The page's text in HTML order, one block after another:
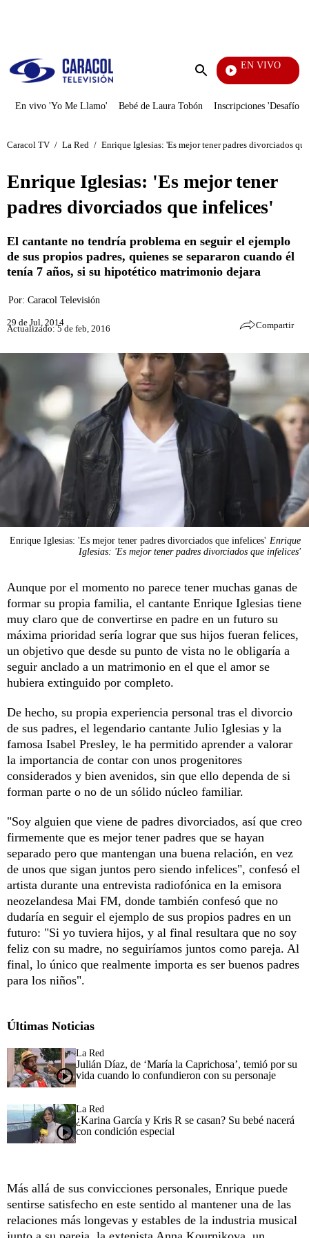
Enviar
EN VIVO
También Caerás
En vivo 'Yo Me Llamo' Bebé de Laura Tobón Inscripciones 'Desafío'
Caracol TV / La Red / Enrique Iglesias: 'Es mejor tener padres divorciados
Enrique Iglesias: 'Es mejor tener
padres divorciados que infelices'
El cantante no tendría problema en seguir el ejemplo
de sus propios padres, quienes se separaron cuando él
tenía 7 años, si su hipotético matrimonio dejara
Por: Caracol Televisión
29 de Jul, 2014
Actualizado: 5 de feb, 2016 Compartir
Enrique Iglesias: 'Es mejor tener padres divorciados que infelices' Enrique
Iglesias: 'Es mejor tener padres divorciados que infelices'
Aunque por el momento no parece tener muchas ganas de
formar su propia familia, el cantante Enrique Iglesias tiene
muy claro que de convertirse en padre en un futuro su
máxima prioridad sería lograr que sus hijos fueran felices,
un objetivo que desde su punto de vista no le obligaría a
seguir anclado a un matrimonio en el que el amor se
hubiera extinguido por completo.
De hecho, su propia experiencia personal tras el divorcio
de sus padres, el legendario cantante Julio Iglesias y la
famosa Isabel Presley, le ha permitido aprender a valorar
la importancia de contar con unos progenitores
considerados y bien avenidos, sin que ello dependa de si
forman parte o no de un sólido núcleo familiar.
"Soy alguien que viene de padres divorciados, así que creo
firmemente que es mejor tener padres que se hayan
separado pero que mantengan una buena relación, en vez
de unos que sigan juntos pero siendo infelices", confesó el
artista durante una entrevista radiofónica en la emisora
neozelandesa Mai FM, donde también confesó que no
dudaría en seguir el ejemplo de sus propios padres en un
futuro: "Si yo tuviera hijos, y al final resultara que no soy
feliz con su madre, no seguiríamos juntos como pareja. Al
final, lo único que realmente importa es ser buenos padres
para los niños".
Últimas Noticias
La Red
Julián Díaz, de ‘María la Caprichosa’, temió por su
vida cuando lo confundieron con su personaje
La Red
¿Karina García y Kris R se casan? Su bebé nacerá
con condición especial
Más allá de sus convicciones personales, Enrique puede
sentirse satisfecho en este sentido al mantener una de las
relaciones más longevas y estables de la industria musical